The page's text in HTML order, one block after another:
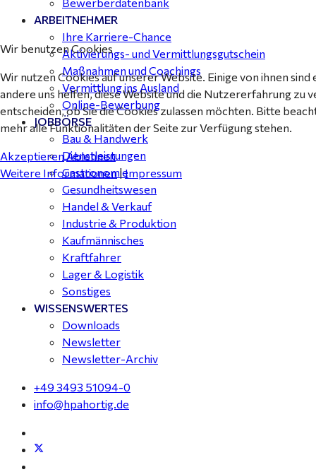
ARBEITNEHMER
Ihre Karriere-Chance
Aktivierungs- und Vermittlungsgutschein
Maßnahmen und Coachings
Vermittlung ins Ausland
Online-Bewerbung
JOBBÖRSE
Bau & Handwerk
Dienstleistungen
Gastronomie
Gesundheitswesen
Handel & Verkauf
Industrie & Produktion
Kaufmännisches
Kraftfahrer
Lager & Logistik
Sonstiges
WISSENSWERTES
Downloads
Newsletter
Newsletter-Archiv
+49 3493 51094-0
info@hpahortig.de
Wir benutzen Cookies
Wir nutzen Cookies auf unserer Website. Einige von ihnen
andere uns helfen, diese Website und die Nutzererfahrung zu
entscheiden, ob Sie die Cookies zulassen möchten. Bitte
mehr alle Funktionalitäten der Seite zur Verfügung stehen.
AkzeptierenAblehnen
Weitere Informationen|Impressum